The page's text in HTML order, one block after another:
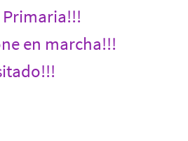
Primaria!!!
en marcha!!!